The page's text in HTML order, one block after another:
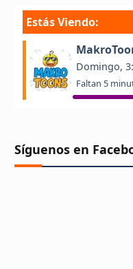
Síguenos en